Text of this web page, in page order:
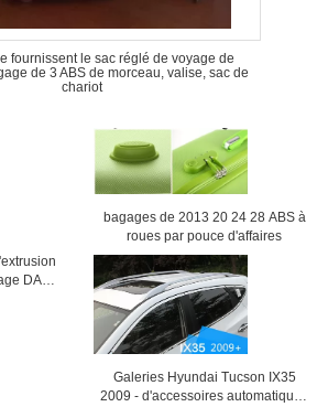
fournissent le sac réglé de voyage de
de 3 ABS de morceau, valise, sac de
chariot
DANS
bagages de 2013 20 24 28 ABS à
roues par pouce d'affaires
Galeries Hyundai Tucson IX35
2009 - d'accessoires automatiques